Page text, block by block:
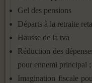
Gel des pensions
Départs à la retraite
Hausse de la tva
Réduction des
pour ennemi principal
Imagination fiscale